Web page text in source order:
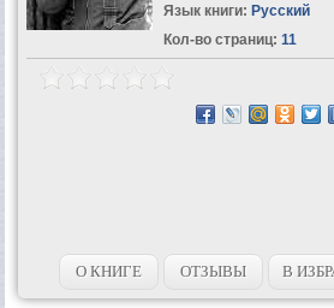
Язык книги: Русский
Кол-во страниц: 11
О КНИГЕ ОТЗЫВЫ В